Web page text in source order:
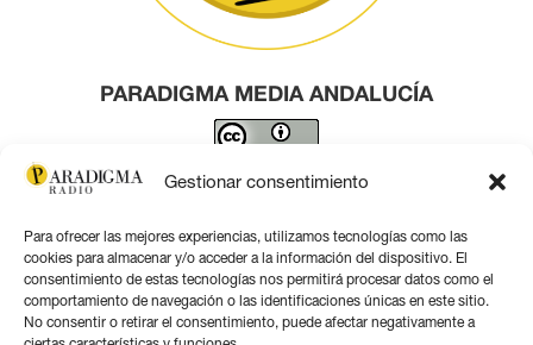
Gestionar consentimiento
Para ofrecer las mejores experiencias, utilizamos tecnologías como las
cookies para almacenar y/o acceder a la información del dispositivo. El
consentimiento de estas tecnologías nos permitirá procesar datos como el
comportamiento de navegación o las identificaciones únicas en este sitio.
No consentir o retirar el consentimiento, puede afectar negativamente a
PARADIGMA MEDIA ANDALUCÍA
Este obra está bajo una licencia de Creative Commons
Contacto por correo